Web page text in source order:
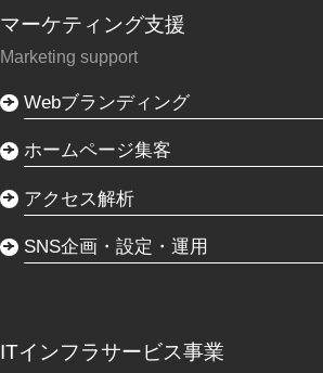
マーケティング支援
Marketing support
Webブランディング
ホームページ集客
アクセス解析
SNS企画・設定・運用
ITインフラサービス事業